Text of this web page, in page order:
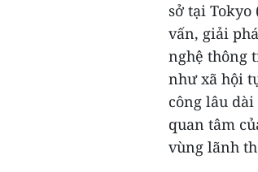
sở tại Tokyo
vấn, giải
nghệ thông
như xã hội
công lâu
quan tâm
vùng lãnh